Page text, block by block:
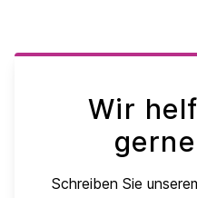
Wir
Schreiben Sie